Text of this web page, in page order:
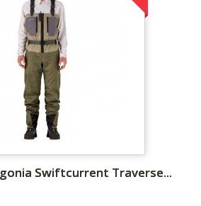
Swiftcurrent Traverse...